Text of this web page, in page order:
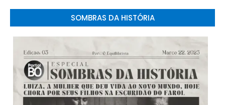
SOMBRAS DA HISTÓRIA